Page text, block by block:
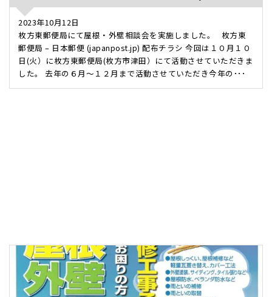
2023年10月12日
枚方東郵便局にて屋根・外壁相談会を実施しました。 枚方東
郵便局 – 日本郵便 (japanpost.jp) 配布チラシ 今回は１０月１０
日(火）に枚方東郵便局(枚方市津田）にて活動させていただきま
した。 去年の６月～１２月まで活動させていただき今年の･･･